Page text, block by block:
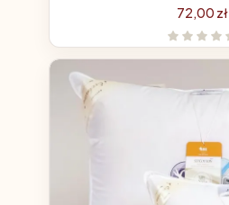
Cena
72,00 zł